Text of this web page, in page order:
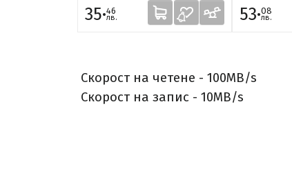
35·46
лв. 53·08
лв.
Скорост на четене - 100MB/s
Скорост на запис - 10MB/s